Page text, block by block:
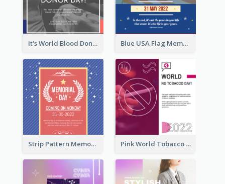
It's World Blood Donor Day Photo Instagram Post Blue USA Flag Memorial Day Instagram Post Design
Strip Pattern Memorial Day Instagram Post Pink World Tobacco Day Instagram Post